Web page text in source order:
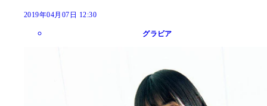
2019年04月07日 12:30
グラビア